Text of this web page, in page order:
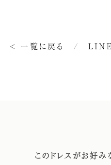
< 一覧に戻る /
このドレスがお好み